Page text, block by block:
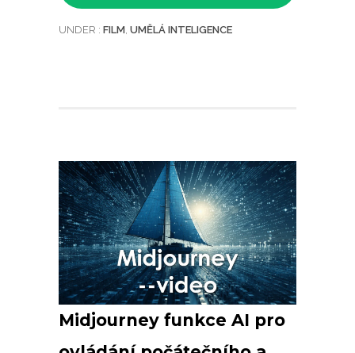
UNDER : FILM UMĚLÁ INTELIGENCE
Midjourney funkce AI pro